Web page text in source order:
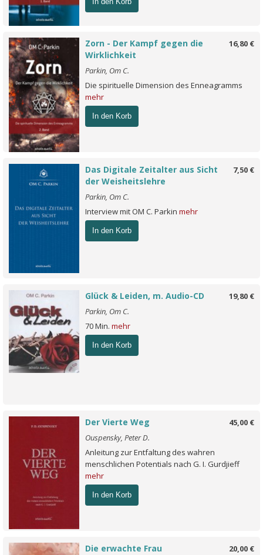
16,80 €
Zorn - Der Kampf gegen die
Wirklichkeit
Parkin, Om C.
Die spirituelle Dimension des Enneagramms
mehr
In den Korb
7,50 €
Das Digitale Zeitalter aus Sicht
der Weisheitslehre
Parkin, Om C.
Interview mit OM C. Parkin mehr
In den Korb
19,80 €
Glück & Leiden, m. Audio-CD
Parkin, Om C.
70 Min. mehr
In den Korb
45,00 €
Der Vierte Weg
Ouspensky, Peter D.
Anleitung zur Entfaltung des wahren
menschlichen Potentials nach G. I. Gurdjieff
mehr
In den Korb
20,00 €
Die erwachte Frau